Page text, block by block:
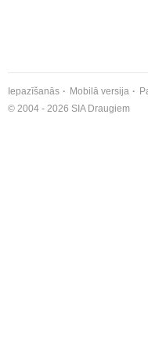
Iepazīšanās Mobilā versija
© 2004 - 2026 SIA Draugiem